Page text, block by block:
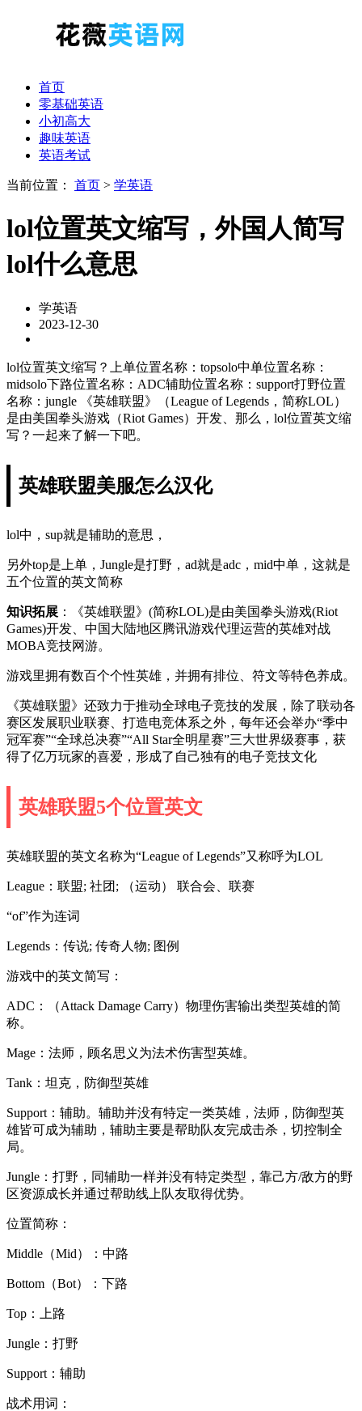
首页
零基础英语
小初高大
趣味英语
英语考试
当前位置： 首页 > 学英语
lol位置英文缩写，外国人简写
lol什么意思
学英语
2023-12-30
lol位置英文缩写？上单位置名称：topsolo中单位置名称：
midsolo下路位置名称：ADC辅助位置名称：support打野位置
名称：jungle 《英雄联盟》（League of Legends，简称LOL）
是由美国拳头游戏（Riot Games）开发、那么，lol位置英文缩
写？一起来了解一下吧。
英雄联盟美服怎么汉化
lol中，sup就是辅助的意思，
另外top是上单，Jungle是打野，ad就是adc，mid中单，这就是
五个位置的英文简称
知识拓展 ：《英雄联盟》(简称LOL)是由美国拳头游戏(Riot
Games)开发、中国大陆地区腾讯游戏代理运营的英雄对战
MOBA竞技网游。
游戏里拥有数百个个性英雄，并拥有排位、符文等特色养成。
《英雄联盟》还致力于推动全球电子竞技的发展，除了联动各
赛区发展职业联赛、打造电竞体系之外，每年还会举办“季中
冠军赛”“全球总决赛”“All Star全明星赛”三大世界级赛事，获
得了亿万玩家的喜爱，形成了自己独有的电子竞技文化
英雄联盟5个位置英文
英雄联盟的英文名称为“League of Legends”又称呼为LOL
League：联盟; 社团; （运动） 联合会、联赛
“of”作为连词
Legends：传说; 传奇人物; 图例
游戏中的英文简写：
ADC：（Attack Damage Carry）物理伤害输出类型英雄的简
称。
Mage：法师，顾名思义为法术伤害型英雄。
Tank：坦克，防御型英雄
Support：辅助。辅助并没有特定一类英雄，法师，防御型英
雄皆可成为辅助，辅助主要是帮助队友完成击杀，切控制全
局。
Jungle：打野，同辅助一样并没有特定类型，靠己方/敌方的野
区资源成长并通过帮助线上队友取得优势。
位置简称：
Middle（Mid）：中路
Bottom（Bot）：下路
Top：上路
Jungle：打野
Support：辅助
战术用词：